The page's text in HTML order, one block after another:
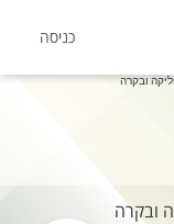
כניסה
ובקרה
ובקרה